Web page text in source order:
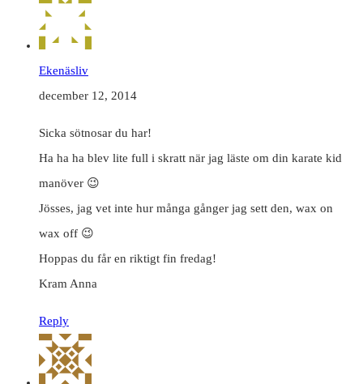
Ekenäsliv
december 12, 2014
Sicka sötnosar du har!
Ha ha ha blev lite full i skratt när jag läste om din karate kid
manöver 😉
Jösses, jag vet inte hur många gånger jag sett den, wax on
wax off 😉
Hoppas du får en riktigt fin fredag!
Kram Anna
Reply